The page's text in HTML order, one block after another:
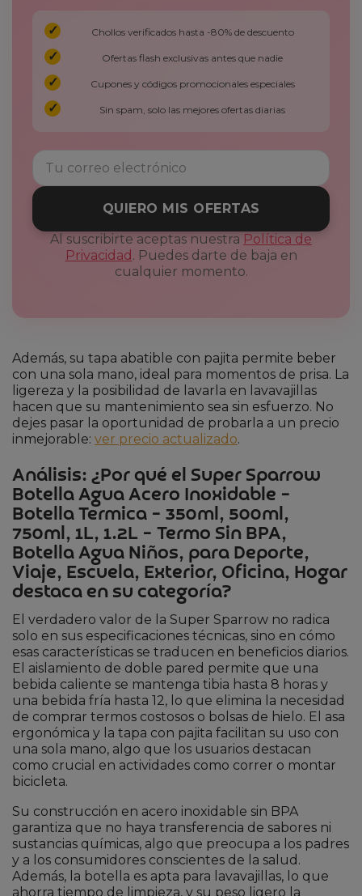
Chollos verificados hasta -80% de descuento
Ofertas flash exclusivas antes que nadie
Cupones y códigos promocionales especiales
Sin spam, solo las mejores ofertas diarias
QUIERO MIS OFERTAS
Al suscribirte aceptas nuestra Política de
Privacidad . Puedes darte de baja en
cualquier momento.
Además, su tapa abatible con pajita permite beber
con una sola mano, ideal para momentos de prisa. La
ligereza y la posibilidad de lavarla en lavavajillas
hacen que su mantenimiento sea sin esfuerzo. No
dejes pasar la oportunidad de probarla a un precio
inmejorable: ver precio actualizado.
Análisis: ¿Por qué el Super Sparrow
Botella Agua Acero Inoxidable –
Botella Termica – 350ml, 500ml,
750ml, 1L, 1.2L – Termo Sin BPA,
Botella Agua Niños, para Deporte,
Viaje, Escuela, Exterior, Oficina, Hogar
destaca en su categoría?
El verdadero valor de la Super Sparrow no radica
solo en sus especificaciones técnicas, sino en cómo
esas características se traducen en beneficios diarios.
El aislamiento de doble pared permite que una
bebida caliente se mantenga tibia hasta 8 horas y
una bebida fría hasta 12, lo que elimina la necesidad
de comprar termos costosos o bolsas de hielo. El asa
ergonómica y la tapa con pajita facilitan su uso con
una sola mano, algo que los usuarios destacan
como crucial en actividades como correr o montar
bicicleta.
Su construcción en acero inoxidable sin BPA
garantiza que no haya transferencia de sabores ni
sustancias químicas, algo que preocupa a los padres
y a los consumidores conscientes de la salud.
Además, la botella es apta para lavavajillas, lo que
ahorra tiempo de limpieza, y su peso ligero la